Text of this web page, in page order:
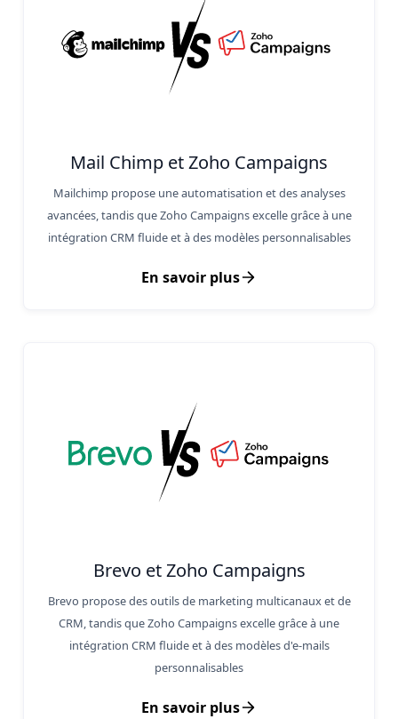
Mail Chimp et Zoho Campaigns
Mailchimp propose une automatisation et des analyses
avancées, tandis que Zoho Campaigns excelle grâce à une
intégration CRM fluide et à des modèles personnalisables
En savoir plus
Brevo et Zoho Campaigns
Brevo propose des outils de marketing multicanaux et de
CRM, tandis que Zoho Campaigns excelle grâce à une
intégration CRM fluide et à des modèles d'e-mails
personnalisables
En savoir plus